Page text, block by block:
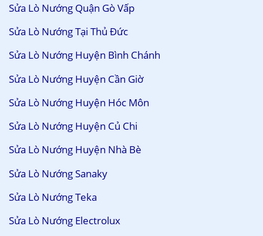
Sửa Lò Nướng Quận Gò Vấp
Sửa Lò Nướng Tại Thủ Đức
Sửa Lò Nướng Huyện Bình Chánh
Sửa Lò Nướng Huyện Cần Giờ
Sửa Lò Nướng Huyện Hóc Môn
Sửa Lò Nướng Huyện Củ Chi
Sửa Lò Nướng Huyện Nhà Bè
Sửa Lò Nướng Sanaky
Sửa Lò Nướng Teka
Sửa Lò Nướng Electrolux